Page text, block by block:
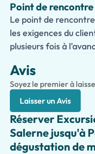
Point de rencontre
Le point de
les exigences du
plusieurs fois à
Avis
Soyez le premier à
Laisser un Avis
Réserver
Salerne jusqu'à
dégustation de